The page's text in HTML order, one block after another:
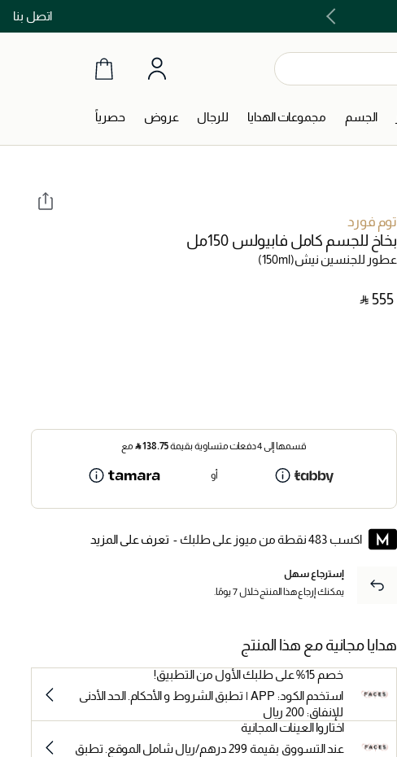
اتصل بنااشتري الآن و ادفع لاحقاً مع تابي و تمارا!
الجسم مجموعات الهدايا للرجال عروض حصرياً
توم فورد
بخاخ للجسم كامل فابيولس 150مل
عطور للجنسين نيش(150ml)
‎ ⃁ ⁦555⁩ ‎
قسمها إلى 4 دفعات متساوية بقيمة 138.75
⃁ مع
أو
اكسب 483 نقطة من ميوز على طلبك - تعرف على المزيد
إسترجاع سهل
يمكنك إرجاع هذا المنتج خلال 7 يومًا.
هدايا مجانية مع هذا المنتج
خصم 15% على طلبك الأول من التطبيق!
استخدم الكود: APP | تطبق الشروط و الأحكام. الحد الأدنى
للإنفاق: 200 ريال
اختاروا العينات المجانية
عند التسووق بقيمة 299 درهم/ريال شامل الموقع. تطبق